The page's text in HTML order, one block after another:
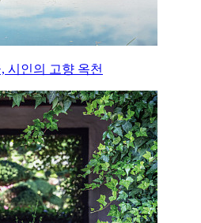
시인의 고향 옥천